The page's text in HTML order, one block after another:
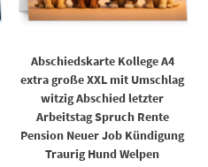
Abschiedskarte Kollege A4
extra große XXL mit Umschlag
witzig Abschied letzter
Arbeitstag Spruch Rente
Pension Neuer Job Kündigung
Traurig Hund Welpen